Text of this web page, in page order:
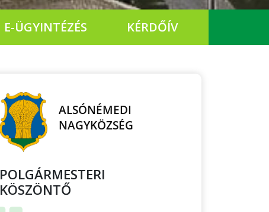
E-ÜGYINTÉZÉS KÉRDŐÍV
POLGÁRMESTERI
KÖSZÖNTŐ